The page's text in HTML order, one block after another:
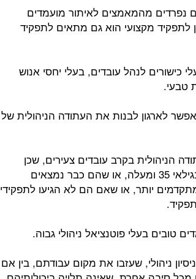
נפרדים מהמאמצים לאיתור מועמדים
לתפקיד מקצועי הוא גם מתאים לתפקיד
כישורים לנהל עובדים, בעלי יחסי אנוש
טבעי.
לארגון לבנות את העתודה הניהולית של
הניהולית בקרב עובדים צעירים, שכן
הסברה הרווחת היא שעובדים מבוגרים יותר בגילאי 35 ומעלה, או שהם כבר נמצאים
יותר, או שאם הם לא הגיעו לתפקידי
טובים בעלי פוטנציאל ניהולי גבוה.
ניהולי, שעזבו את מקום עבודתם, בין אם